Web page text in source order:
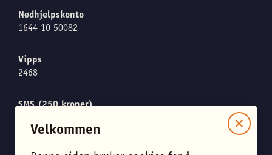
Velkommen
Nødhjelpskonto
1644 10 50082
Vipps
2468
SMS (250 kroner)